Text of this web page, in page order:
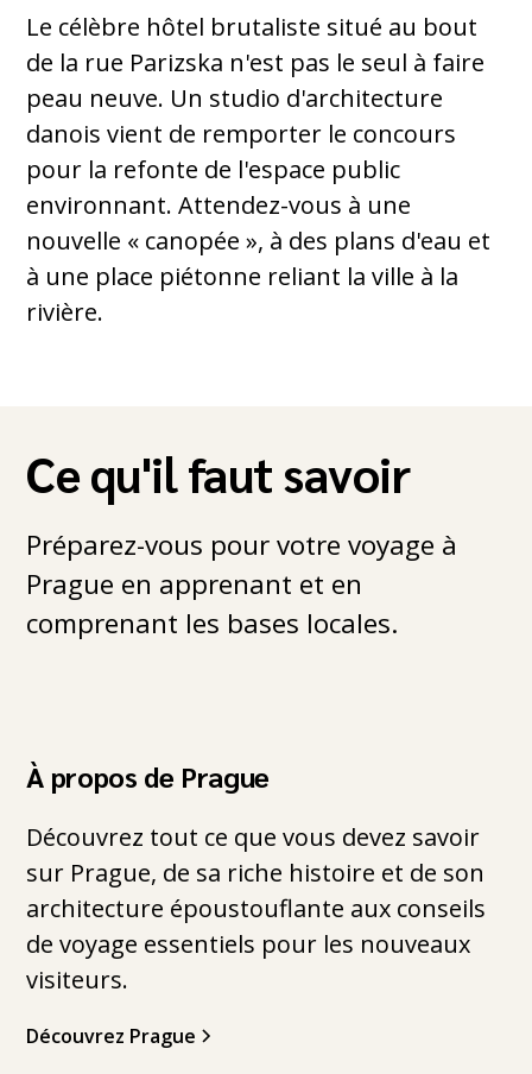
Le célèbre hôtel brutaliste situé au bout
de la rue Parizska n'est pas le seul à faire
peau neuve. Un studio d'architecture
danois vient de remporter le concours
pour la refonte de l'espace public
environnant. Attendez-vous à une
nouvelle « canopée », à des plans d'eau et
à une place piétonne reliant la ville à la
rivière.
Ce qu'il faut savoir
Préparez-vous pour votre voyage à
Prague en apprenant et en
comprenant les bases locales.
À propos de Prague
Découvrez tout ce que vous devez savoir
sur Prague, de sa riche histoire et de son
architecture époustouflante aux conseils
de voyage essentiels pour les nouveaux
visiteurs.
Découvrez Prague